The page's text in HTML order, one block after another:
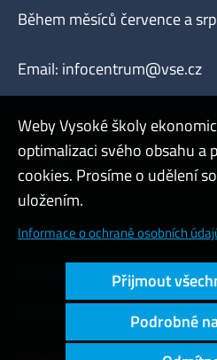
Během měsíců července a
Email: infocentrum@vse.cz
Webmaster
Admin
Cookies a ochrana osobních
Přístupnost webu
Vysoký kontrast
Weby Vysoké školy
optimalizaci svého obsahu a
cookies. Prosíme o udělení
uložením.
Informace o ochraně osobních
Přijmout
Podrobné